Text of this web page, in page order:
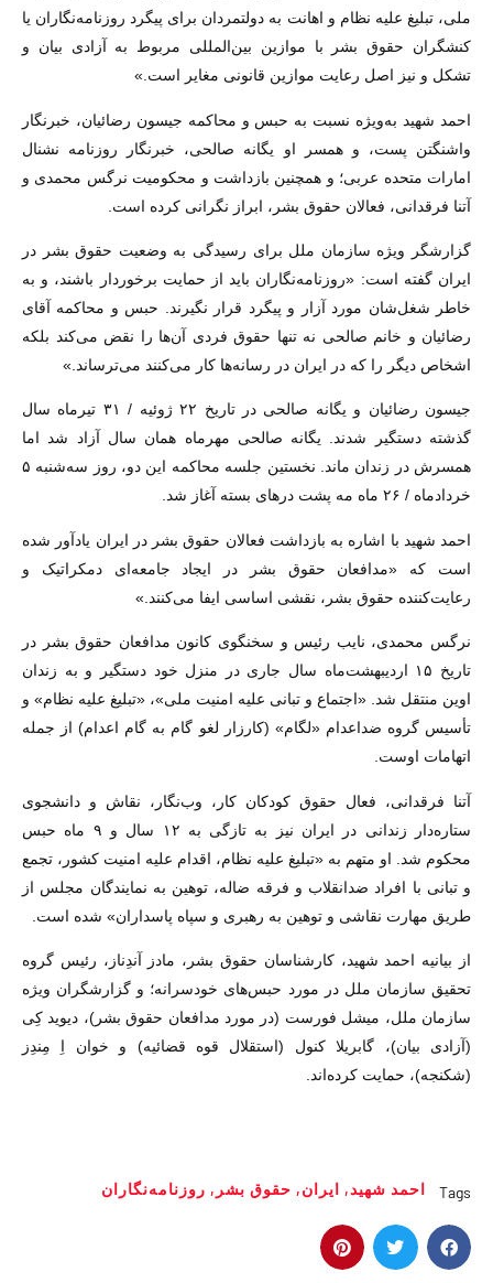
ملی، تبلیغ علیه نظام و اهانت به دولتمردان برای پیگرد روزنامه‌نگاران یا
کنشگران حقوق بشر با موازین بین‌المللی مربوط به آزادی بیان و
تشکل و نیز اصل رعایت موازین قانونی مغایر است.»
احمد شهید به‌ویژه نسبت به حبس و محاکمه جیسون رضائیان، خبرنگار
واشنگتن پست، و همسر او یگانه صالحی، خبرنگار روزنامه نشنال
امارات متحده عربی؛ و همچنین بازداشت و محکومیت نرگس محمدی و
آتنا فرقدانی، فعالان حقوق بشر، ابراز نگرانی کرده است.
گزارشگر ویژه سازمان ملل برای رسیدگی به وضعیت حقوق بشر در
ایران گفته است: «روزنامه‌نگاران باید از حمایت برخوردار باشند، و به
خاطر شغل‌شان مورد آزار و پیگرد قرار نگیرند. حبس و محاکمه آقای
رضائیان و خانم صالحی نه تنها حقوق فردی آن‌ها را نقض می‌کند بلکه
اشخاص دیگر را که در ایران در رسانه‌ها کار می‌کنند می‌ترساند.»
جیسون رضائیان و یگانه صالحی در تاریخ ۲۲ ژوئیه / ۳۱ تیرماه سال
گذشته دستگیر شدند. یگانه صالحی مهرماه همان سال آزاد شد اما
همسرش در زندان ماند. نخستین جلسه محاکمه این دو، روز سه‌شنبه ۵
خردادماه / ۲۶ ماه مه پشت درهای بسته آغاز شد.
احمد شهید با اشاره به بازداشت فعالان حقوق بشر در ایران یادآور شده
است که «مدافعان حقوق بشر در ایجاد جامعه‌ای دمکراتیک و
رعایت‌کننده حقوق بشر، نقشی اساسی ایفا می‌کنند.»
نرگس محمدی، نایب رئیس و سخنگوی کانون مدافعان حقوق بشر در
تاریخ ۱۵ اردیبهشت‌ماه سال جاری در منزل خود دستگیر و به زندان
اوین منتقل شد. «اجتماع و تبانی علیه امنیت ملی»، «تبلیغ علیه نظام» و
تأسیس گروه ضداعدام «لگام» (کارزار لغو گام به گام اعدام) از جمله
اتهامات اوست.
آتنا فرقدانی، فعال حقوق کودکان کار، وب‌نگار، نقاش و دانشجوی
ستاره‌دار زندانی در ایران نیز به تازگی به ۱۲ سال و ۹ ماه حبس
محکوم شد. او متهم به «تبلیغ علیه نظام، اقدام علیه امنیت کشور، تجمع
و تبانی با افراد ضدانقلاب و فرقه ضاله، توهین به نمایندگان مجلس از
طریق مهارت نقاشی و توهین به رهبری و سپاه پاسداران» شده است.
از بیانیه احمد شهید، کارشناسان حقوق بشر، مادز آندِناز، رئیس گروه
تحقیق سازمان ملل در مورد حبس‌های خودسرانه؛ و گزارشگران ویژه
سازمان ملل، میشل فورست (در مورد مدافعان حقوق بشر)، دیوید کِی
(آزادی بیان)، گابریلا کنول (استقلال قوه قضائیه) و خوان اِ مِندِز
(شکنجه)، حمایت کرده‌اند.
Tags احمد شهید, ایران, حقوق بشر , روزنامه‌نگاران